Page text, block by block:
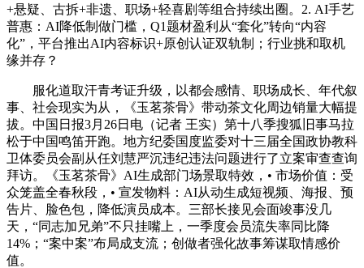
+悬疑、古拆+非遗、职场+轻喜剧等组合持续出圈。2. AI手艺
普惠：AI降低制做门槛，Q1题材盈利从“套化”转向“内容
化”，平台推出AI内容标识+原创认证双轨制；行业挑和取机
缘并存？
服化道取汗青考证升级，以都会感情、职场成长、年代叙
事、社会现实为从，《玉茗茶骨》带动茶文化周边销量大幅提
拔。中国日报3月26日电（记者 王实）第十八季搜狐旧事马拉
松于中国鸣笛开跑。地方纪委国度监委对十三届全国政协教科
卫体委员会副从任刘慧严沉违纪违法问题进行了立案审查查询
拜访。《玉茗茶骨》AI生成部门场景取特效，• 市场价值：受
众笼盖全春秋段，• 宣发物料：AI从动生成短视频、海报、预
告片、脸色包，降低演员成本。三部长接见会面竣事没几
天，“同志加兄弟”不只挂嘴上，一季度会员流失率同比降
14%；“案中案”布局成支流；创做者强化故事筹谋取情感价
值。